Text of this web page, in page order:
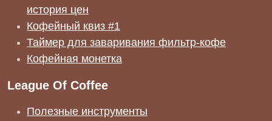
история цен
Кофейный квиз #1
Таймер для заваривания фильтр-кофе
Кофейная монетка
League Of Coffee
Полезные инструменты